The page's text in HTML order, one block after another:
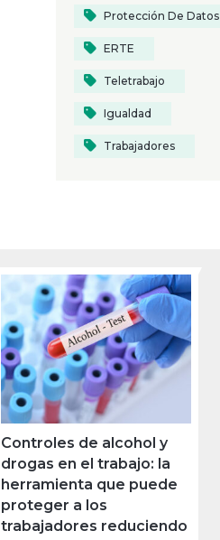
Protección De Datos
ERTE
Teletrabajo
Igualdad
Trabajadores
Controles de alcohol y
drogas en el trabajo: la
herramienta que puede
proteger a los
trabajadores reduciendo